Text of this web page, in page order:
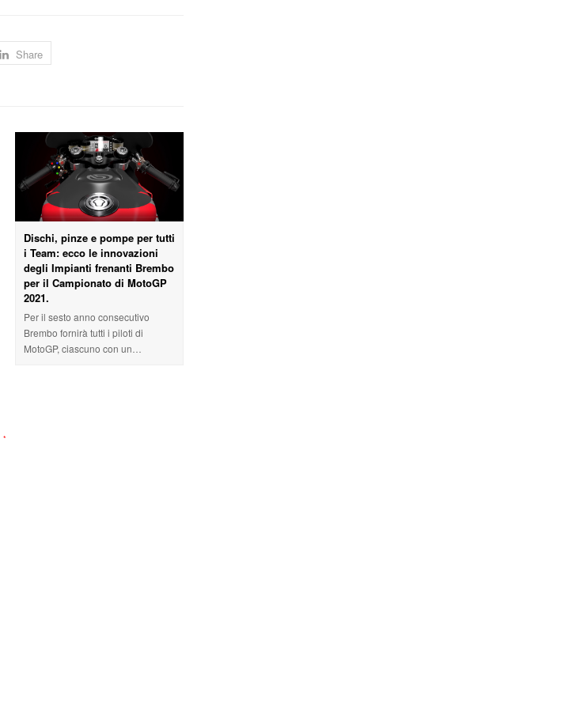
Share
Dischi, pinze e pompe per tutti
i Team: ecco le innovazioni
degli Impianti frenanti Brembo
per il Campionato di MotoGP
2021.
Per il sesto anno consecutivo
Brembo fornirà tutti i piloti di
MotoGP, ciascuno con un…
*